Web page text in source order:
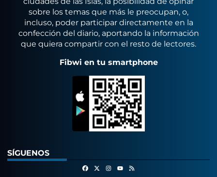
sobre los temas que más le preocupan, o,
incluso, poder participar directamente en la
confección del diario, aportando la información
que quiera compartir con el resto de lectores.
Fibwi en tu smartphone
SÍGUENOS
FacebookInstagram